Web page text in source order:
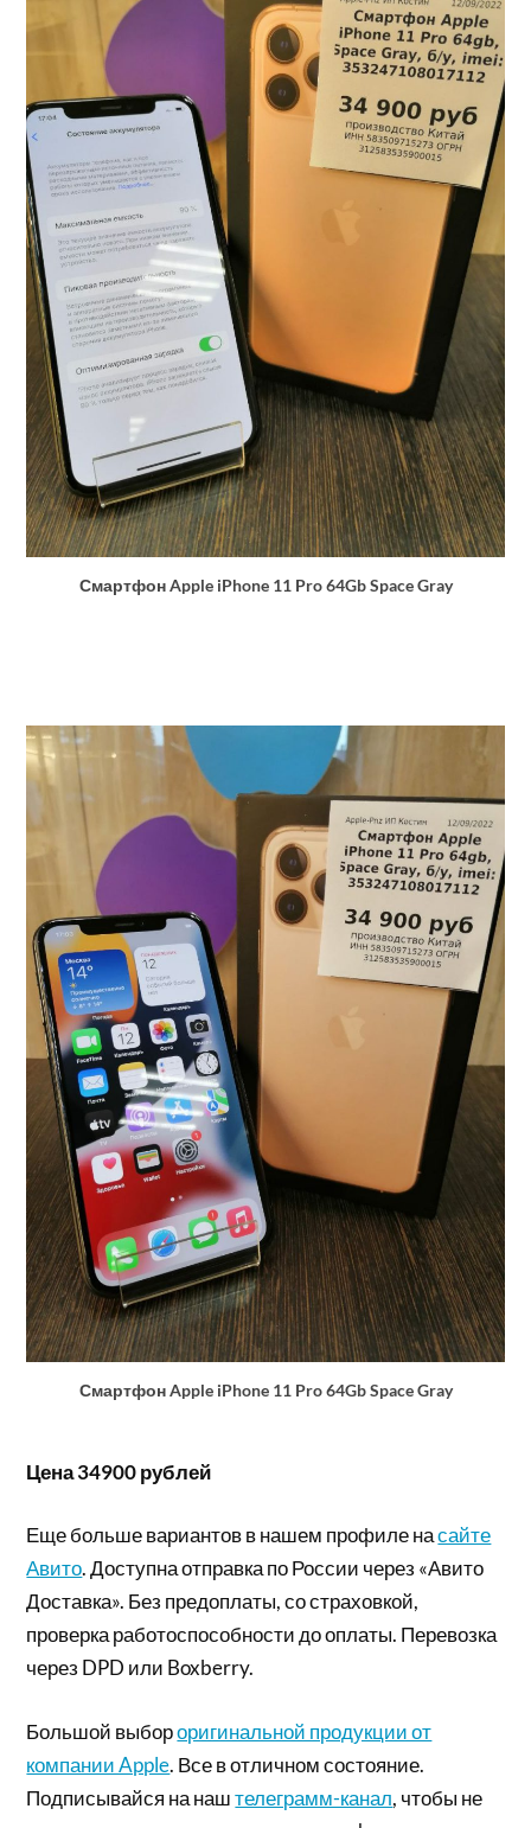
Смартфон Apple iPhone 11 Pro 64Gb Space Gray
Смартфон Apple iPhone 11 Pro 64Gb Space Gray
Цена 34900 рублей
Еще больше вариантов в нашем профиле насайте
Авито. Доступна отправка по России через «Авито
Доставка». Без предоплаты, со страховкой,
проверка работоспособности до оплаты. Перевозка
через DPD или Boxberry.
Большой выбороригинальной продукции от
компании Apple. Все в отличном состояние.
Подписывайся на наштелеграмм-канал, чтобы не